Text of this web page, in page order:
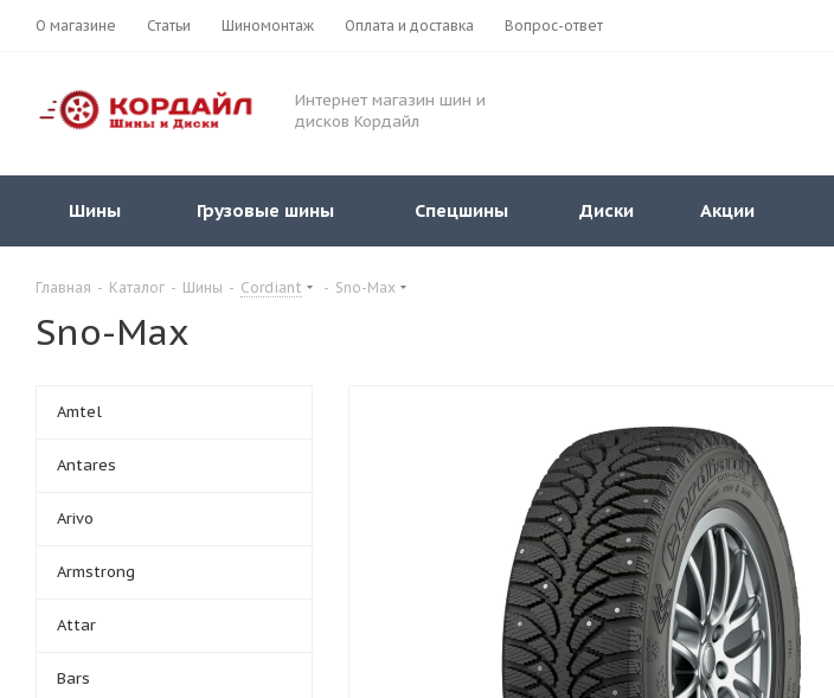
О магазине Статьи Шиномонтаж Оплата и доставка Вопрос-ответ
Интернет магазин шин и
дисков Кордайл
Шины Грузовые шины Спецшины Диски Акции
Главная - Каталог - Шины - Cordiant - Sno-Max
Sno-Max
Amtel
Antares
Arivo
Armstrong
Attar
Bars